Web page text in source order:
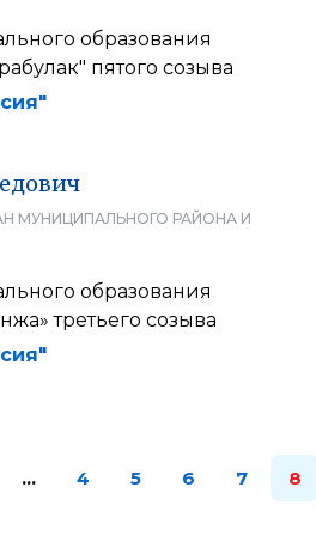
образования
пятого созыва
МУНИЦИПАЛЬНОГО РАЙОНА И
образования
третьего созыва
… 4 5 6 7 8